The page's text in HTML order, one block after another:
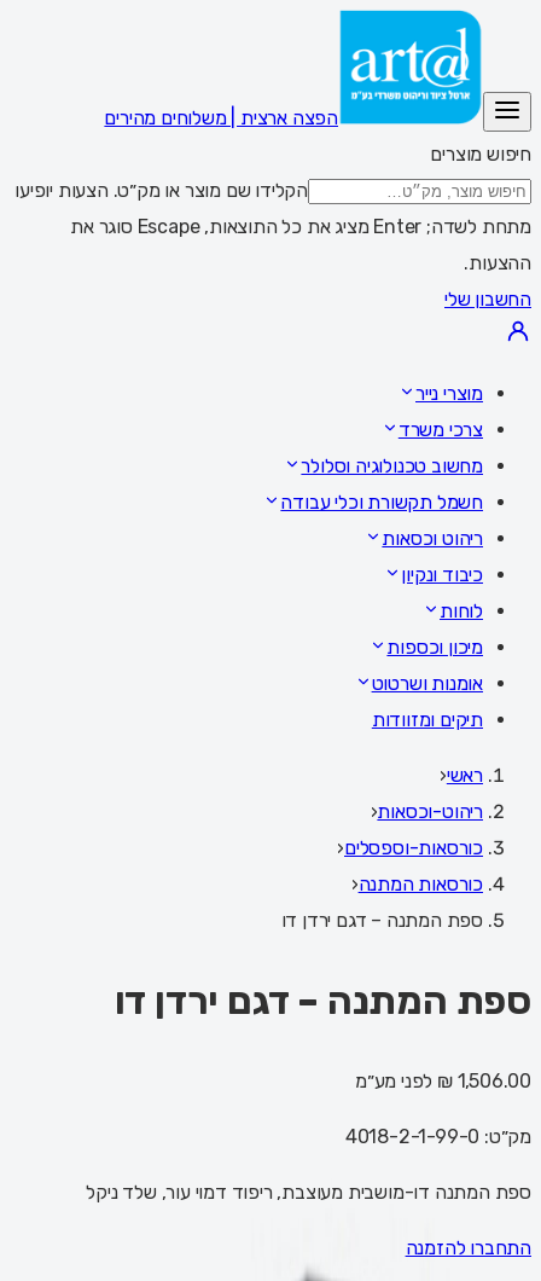
הפצה ארצית | משלוחים מהירים
חיפוש מוצרים
הקלידו שם מוצר או מק״ט. הצעות יופיעו
מתחת לשדה; Enter מציג את כל התוצאות, Escape סוגר את
ההצעות.
החשבון שלי
מוצרי נייר
צרכי משרד
מחשוב טכנולוגיה וסלולר
חשמל תקשורת וכלי עבודה
ריהוט וכסאות
כיבוד ונקיון
לוחות
מיכון וכספות
אומנות ושרטוט
תיקים ומזוודות
ראשי‹
ריהוט-וכסאות‹
כורסאות-וספסלים‹
כורסאות המתנה‹
ספת המתנה – דגם ירדן דו
ספת המתנה – דגם ירדן דו
1,506.00 ₪ לפני מע״מ
מק״ט: 4018-2-1-99-0
ספת המתנה דו-מושבית מעוצבת, ריפוד דמוי עור, שלד ניקל
התחברו להזמנה